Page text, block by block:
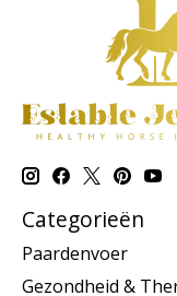
Categorieën
Paardenvoer
Gezondheid &